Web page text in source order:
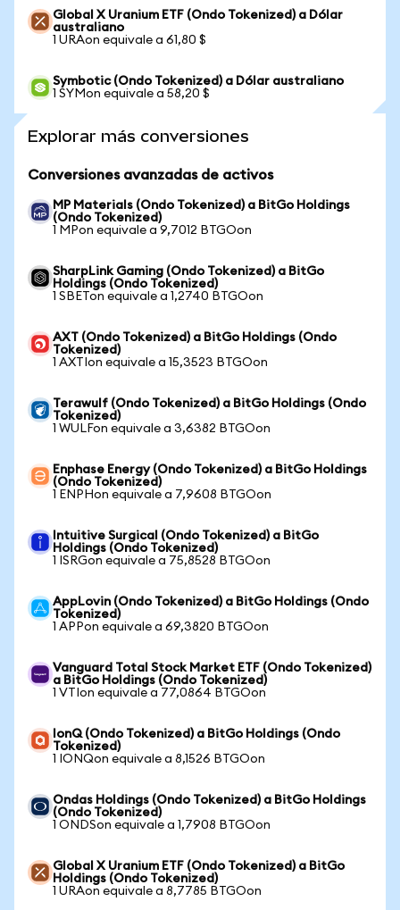
Global X Uranium ETF (Ondo Tokenized) a Dólar
australiano
1 URAon equivale a 61,80 $
Symbotic (Ondo Tokenized) a Dólar australiano
1 SYMon equivale a 58,20 $
Explorar más conversiones
Conversiones avanzadas de activos
MP Materials (Ondo Tokenized) a BitGo Holdings
(Ondo Tokenized)
1 MPon equivale a 9,7012 BTGOon
SharpLink Gaming (Ondo Tokenized) a BitGo
Holdings (Ondo Tokenized)
1 SBETon equivale a 1,2740 BTGOon
AXT (Ondo Tokenized) a BitGo Holdings (Ondo
Tokenized)
1 AXTIon equivale a 15,3523 BTGOon
Terawulf (Ondo Tokenized) a BitGo Holdings (Ondo
Tokenized)
1 WULFon equivale a 3,6382 BTGOon
Enphase Energy (Ondo Tokenized) a BitGo Holdings
(Ondo Tokenized)
1 ENPHon equivale a 7,9608 BTGOon
Intuitive Surgical (Ondo Tokenized) a BitGo
Holdings (Ondo Tokenized)
1 ISRGon equivale a 75,8528 BTGOon
AppLovin (Ondo Tokenized) a BitGo Holdings (Ondo
Tokenized)
1 APPon equivale a 69,3820 BTGOon
Vanguard Total Stock Market ETF (Ondo Tokenized)
a BitGo Holdings (Ondo Tokenized)
1 VTIon equivale a 77,0864 BTGOon
IonQ (Ondo Tokenized) a BitGo Holdings (Ondo
Tokenized)
1 IONQon equivale a 8,1526 BTGOon
Ondas Holdings (Ondo Tokenized) a BitGo Holdings
(Ondo Tokenized)
1 ONDSon equivale a 1,7908 BTGOon
Global X Uranium ETF (Ondo Tokenized) a BitGo
Holdings (Ondo Tokenized)
1 URAon equivale a 8,7785 BTGOon